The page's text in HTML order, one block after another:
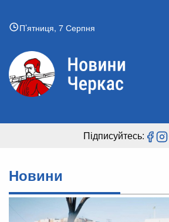
П’ятниця, 7 Серпня
Підписуйтесь:
Новини